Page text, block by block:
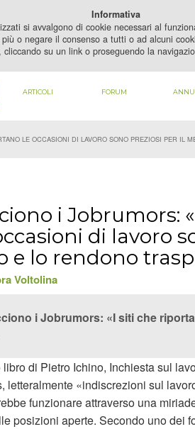
QUESTO CONTENUTO DEVI
ARTICOLI FORUM
LE OCCASIONI DI LAVORO SONO PREZIOSI PER IL
i Jobrumors:
di lavoro
e lo rendono
Voltolina
i Jobrumors: «I siti che
di Pietro Ichino, Inchiesta sul
letteralmente «indiscrezioni sul
funzionare attraverso una
posizioni aperte. Secondo uno dei
Informativa
si avvalgono di cookie necessari al
o negare il consenso a tutti o ad alcuni
su un link o proseguendo la